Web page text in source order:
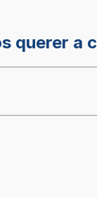
querer a